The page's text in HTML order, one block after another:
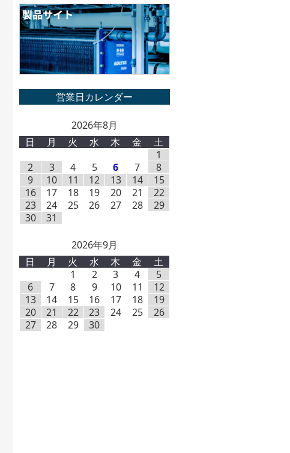
2026年8月
日
月 火 水 木 金
土
1
2
3 4 5 6 7
8
9
10 11 12 13 14
15
16
17 18 19 20 21
22
23
24 25 26 27 28
29
30
31
2026年9月
日
月 火 水 木 金
土
1
2 3 4
5
6
7 8 9 10 11
12
13
14 15 16 17 18
19
20
21 22 23 24 25
26
27
28 29 30